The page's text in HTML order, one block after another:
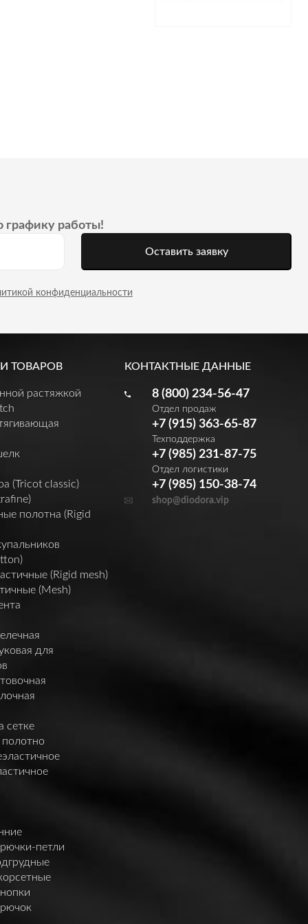
графику работы!
Оставить заявку
конфиденциальности
ТОВАРОВ
растяжкой
(Tricot classic)
полотна (Rigid
(Rigid mesh)
(Mesh)
для
сетке
петли
КОНТАКТНЫЕ ДАННЫЕ
8 (800) 234-56-47
Отдел продаж
+7 (915) 363-65-87
Техподдержка
+7 (985) 231-87-75
Отдел логистики
+7 (985) 150-38-74
shop@diodora.vip